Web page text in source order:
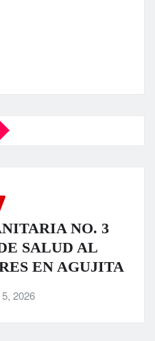
NO. 3
SALUD AL
EN AGUJITA
2026